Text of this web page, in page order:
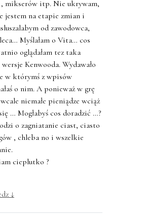
mikserów itp. Nie ukrywam,
jestem na etapie zmian i
od zawodowca,
Myślałam o Vita… cos
oglądałam tez taka
Kenwooda. Wydawało
w którymś z wpisów
o nim. A ponieważ w grę
niemałe pieniądze wciąż
… Mogłabyś cos doradzić …?
o zagniatanie ciast, ciasto
, chleba no i wszelkie
cieplutko ?
↓